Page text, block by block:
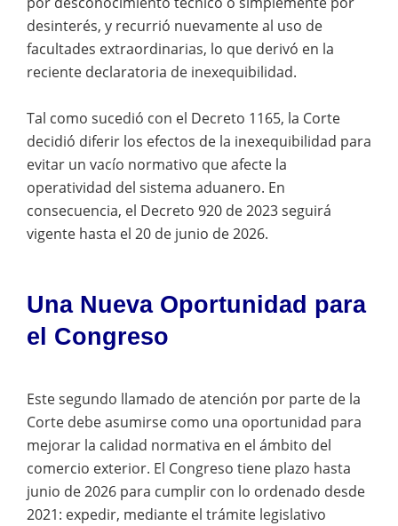
desinterés, y recurrió nuevamente al uso de
facultades extraordinarias, lo que derivó en la
reciente declaratoria de inexequibilidad.
Tal como sucedió con el Decreto 1165, la Corte
decidió diferir los efectos de la inexequibilidad para
evitar un vacío normativo que afecte la
operatividad del sistema aduanero. En
consecuencia, el Decreto 920 de 2023 seguirá
vigente hasta el 20 de junio de 2026.
Una Nueva Oportunidad para
el Congreso
Este segundo llamado de atención por parte de la
Corte debe asumirse como una oportunidad para
mejorar la calidad normativa en el ámbito del
comercio exterior. El Congreso tiene plazo hasta
junio de 2026 para cumplir con lo ordenado desde
2021: expedir, mediante el trámite legislativo